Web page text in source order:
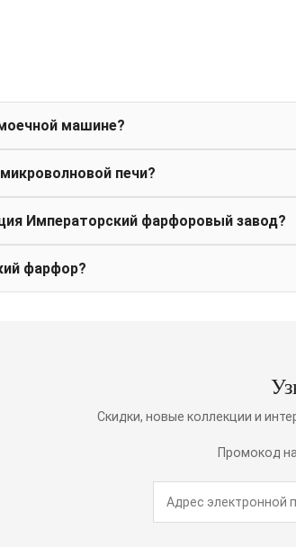
машине?
печи?
Императорский фарфоровый завод?
фарфор?
Скидки, новые коллекции и
Промокод